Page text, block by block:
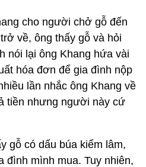
cho người chở gỗ đến
về, ông thấy gỗ và hỏi
nói lại ông Khang hứa vài
hóa đơn để gia đình nộp
lần nhắc ông Khang về
tiền nhưng người này cứ
gỗ có dấu búa kiểm lâm,
đình mình mua. Tuy nhiên,